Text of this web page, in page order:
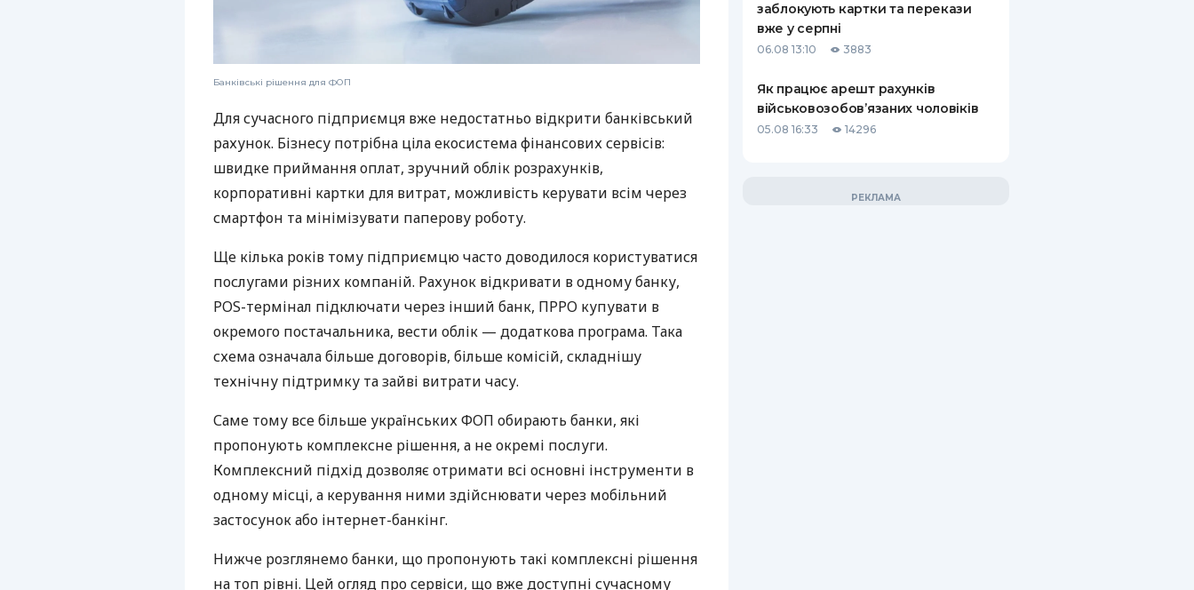
Банківські рішення для ФОП
Для сучасного підприємця вже недостатньо відкрити банківський
рахунок. Бізнесу потрібна ціла екосистема фінансових сервісів:
швидке приймання оплат, зручний облік розрахунків,
корпоративні картки для витрат, можливість керувати всім через
смартфон та мінімізувати паперову роботу.
Ще кілька років тому підприємцю часто доводилося користуватися
послугами різних компаній. Рахунок відкривати в одному банку,
POS-термінал підключати через інший банк, ПРРО купувати в
окремого постачальника, вести облік — додаткова програма. Така
схема означала більше договорів, більше комісій, складнішу
технічну підтримку та зайві витрати часу.
Саме тому все більше українських ФОП обирають банки, які
пропонують комплексне рішення, а не окремі послуги.
Комплексний підхід дозволяє отримати всі основні інструменти в
одному місці, а керування ними здійснювати через мобільний
застосунок або інтернет-банкінг.
Нижче розглянемо банки, що пропонують такі комплексні рішення
на топ рівні. Цей огляд про сервіси, що вже доступні сучасному
заблокують картки та перекази
вже у серпні
06.08 13:10 3883
Як працює арешт рахунків
військовозобов’язаних чоловіків
05.08 16:33 14296